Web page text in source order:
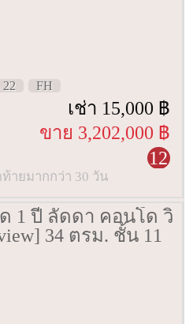
FH
เช่า 15,000 ฿
ขาย 3,202,000 ฿
12
ายมากกว่า 30 วัน
1 ปี ลัดดา คอนโด วิ
34 ตรม. ชั้น 11